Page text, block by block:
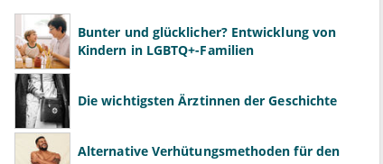
Bunter und glücklicher? Entwicklung von
Kindern in LGBTQ+-Familien
Die wichtigsten Ärztinnen der Geschichte
Alternative Verhütungsmethoden für den